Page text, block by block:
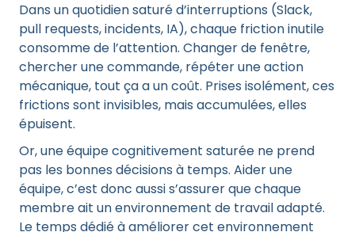
Dans un quotidien saturé d’interruptions (Slack,
pull requests, incidents, IA), chaque friction inutile
consomme de l’attention. Changer de fenêtre,
chercher une commande, répéter une action
mécanique, tout ça a un coût. Prises isolément, ces
frictions sont invisibles, mais accumulées, elles
épuisent.
Or, une équipe cognitivement saturée ne prend
pas les bonnes décisions à temps. Aider une
équipe, c’est donc aussi s’assurer que chaque
membre ait un environnement de travail adapté.
Le temps dédié à améliorer cet environnement